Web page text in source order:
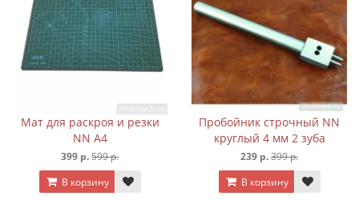
Мат для раскроя и резки
NN А4
399 р.599 р.
В корзину
Пробойник строчный NN
круглый 4 мм 2 зуба
239 р.399 р.
В корзину